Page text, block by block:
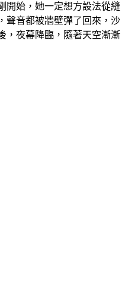
開始，她一定想方設法從縫
聲音都被牆壁彈了回來，沙
，夜幕降臨，隨著天空漸漸